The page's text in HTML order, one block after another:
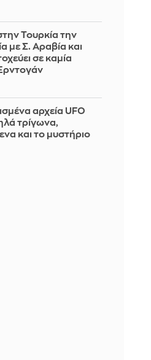
Τουρκία την
με Σ. Αραβία και
σε καμία
αρχεία UFO
τρίγωνα,
και το μυστήριο